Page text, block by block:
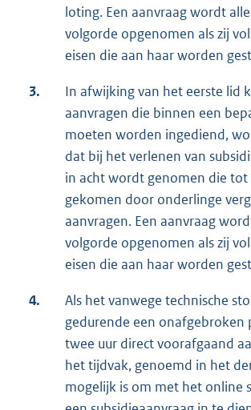
loting. Een aanvraag wordt
volgorde opgenomen als zij
eisen die aan haar worden
3.
In afwijking van het eerste lid
aanvragen die binnen een
moeten worden ingediend,
dat bij het verlenen van
in acht wordt genomen die tot
gekomen door onderlinge
aanvragen. Een aanvraag
volgorde opgenomen als zij
eisen die aan haar worden
4.
Als het vanwege technische
gedurende een onafgebroken
twee uur direct voorafgaand
het tijdvak, genoemd in het
mogelijk is om met het online